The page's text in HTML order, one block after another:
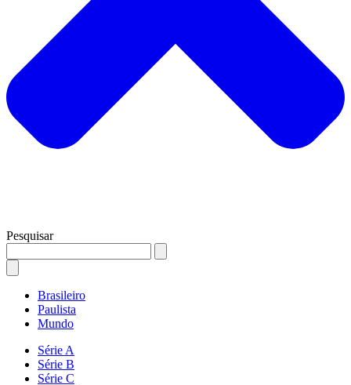
Pesquisar
Brasileiro
Paulista
Mundo
Série A
Série B
Série C